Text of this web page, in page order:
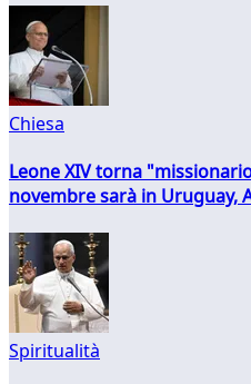
Chiesa
Leone XIV torna
novembre sarà in Uruguay,
Spiritualità